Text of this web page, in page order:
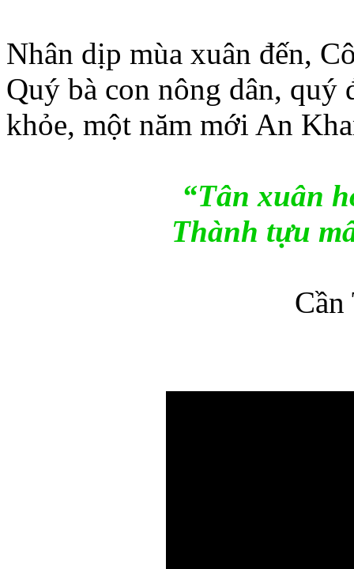
Nhân dịp mùa xuân đến,
Quý bà con nông dân,
khỏe, một năm mới An
“Tân xuân
Thành tựu